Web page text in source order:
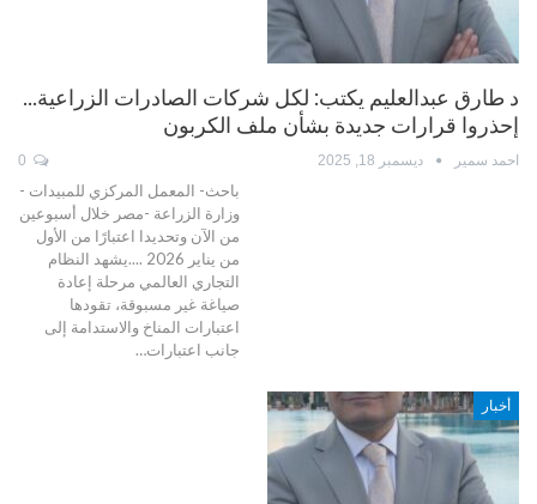
د طارق عبدالعليم يكتب: لكل شركات الصادرات الزراعية…
إحذروا قرارات جديدة بشأن ملف الكربون
احمد سمير ديسمبر 18, 2025
باحث- المعمل المركزي للمبيدات -
وزارة الزراعة -مصر خلال أسبوعين
من الآن وتحديدا اعتبارًا من الأول
من يناير 2026 ....يشهد النظام
التجاري العالمي مرحلة إعادة
صياغة غير مسبوقة، تقودها
اعتبارات المناخ والاستدامة إلى
جانب اعتبارات…
أخبار